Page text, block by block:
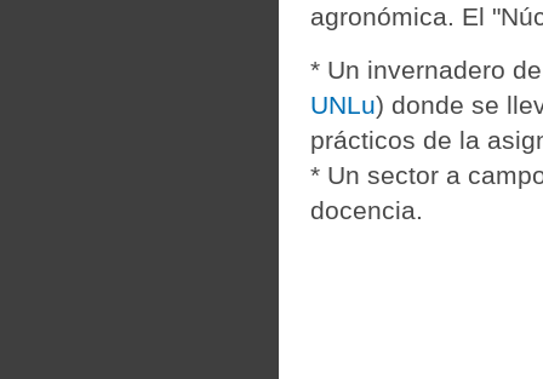
agronómica. El
* Un invernadero
UNLu) donde se
prácticos de la
* Un sector a
docencia.